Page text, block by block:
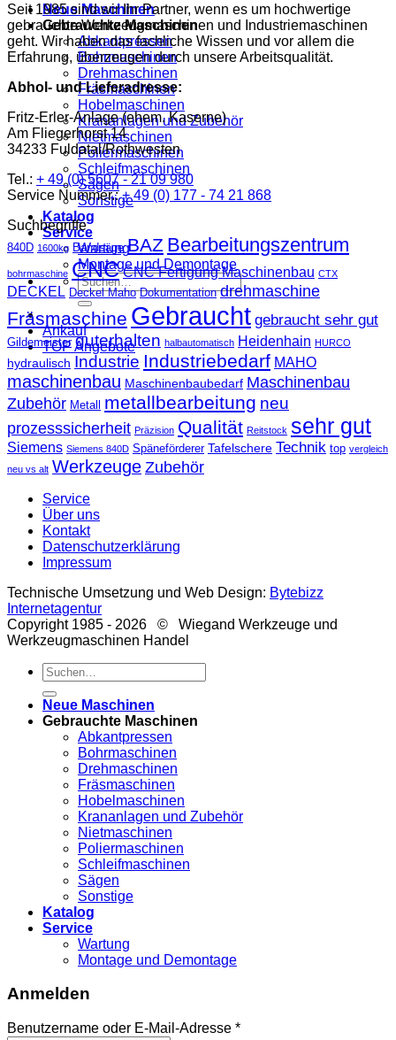
Neue Maschinen
Gebrauchte Maschinen
Abkantpressen
Bohrmaschinen
Drehmaschinen
Fräsmaschinen
Hobelmaschinen
Krananlagen und Zubehör
Nietmaschinen
Poliermaschinen
Schleifmaschinen
Sägen
Sonstige
Katalog
Service
Wartung
Montage und Demontage
Suche
nach:
Ankauf
TOP Angebote
Seit 1985 sind wir Ihr Partner, wenn es um hochwertige
gebrauchte Werkzeugmaschinen und Industriemaschinen
geht. Wir haben das fachliche Wissen und vor allem die
Erfahrung, überzeugen durch unsere Arbeitsqualität.
Abhol- und Lieferadresse:
Fritz-Erler-Anlage (ehem. Kaserne)
Am Fliegerhorst 14
34233 Fuldatal/Rothwesten
Tel.: + 49 (0) 5607 - 21 09 980
Service Nummer.:+ 49 (0) 177 - 74 21 868
Suchbegriffe
840D 1600kg Bandsäge BAZ Bearbeitungszentrum
bohrmaschine CNC CNC Fertigung Maschinenbau CTX
DECKEL Deckel Maho Dokumentation drehmaschine
Fräsmaschine Gebraucht gebraucht sehr gut
Gildemeister guterhalten halbautomatisch Heidenhain HURCO
hydraulisch Industrie Industriebedarf MAHO
maschinenbau Maschinenbaubedarf Maschinenbau
Zubehör Metall metallbearbeitung neu
prozesssicherheit Präzision Qualität Reitstock sehr gut
Siemens Siemens 840D Späneförderer Tafelschere Technik top vergleich
neu vs alt Werkzeuge Zubehör
Service
Über uns
Kontakt
Datenschutzerklärung
Impressum
Technische Umsetzung und Web Design: Bytebizz
Internetagentur
Copyright 1985 - 2026 © Wiegand Werkzeuge und
Werkzeugmaschinen Handel
Suche
nach:
Neue Maschinen
Gebrauchte Maschinen
Abkantpressen
Bohrmaschinen
Drehmaschinen
Fräsmaschinen
Hobelmaschinen
Krananlagen und Zubehör
Nietmaschinen
Poliermaschinen
Schleifmaschinen
Sägen
Sonstige
Katalog
Service
Wartung
Montage und Demontage
Anmelden
Benutzername oder E-Mail-Adresse *